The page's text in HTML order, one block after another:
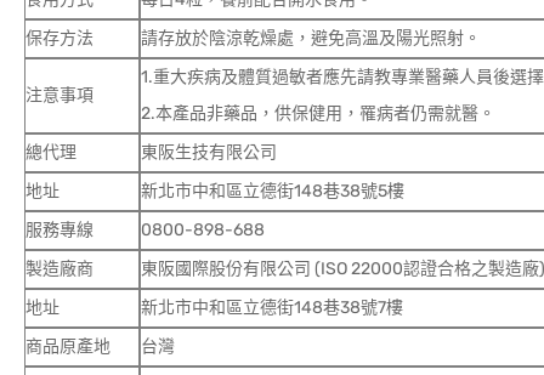
保存方法
請存放於陰涼乾燥處，避免高溫及陽光照射。
注意事項
1.重大疾病及體質過敏者應先請教專業醫藥人員後選
2.本產品非藥品，供保健用，罹病者仍需就醫。
總代理
東阪生技有限公司
地址
新北市中和區立德街148巷38號5樓
服務專線
0800-898-688
製造廠商
東阪國際股份有限公司 (ISO 22000認證合格之製造廠)
地址
新北市中和區立德街148巷38號7樓
商品原產地
台灣